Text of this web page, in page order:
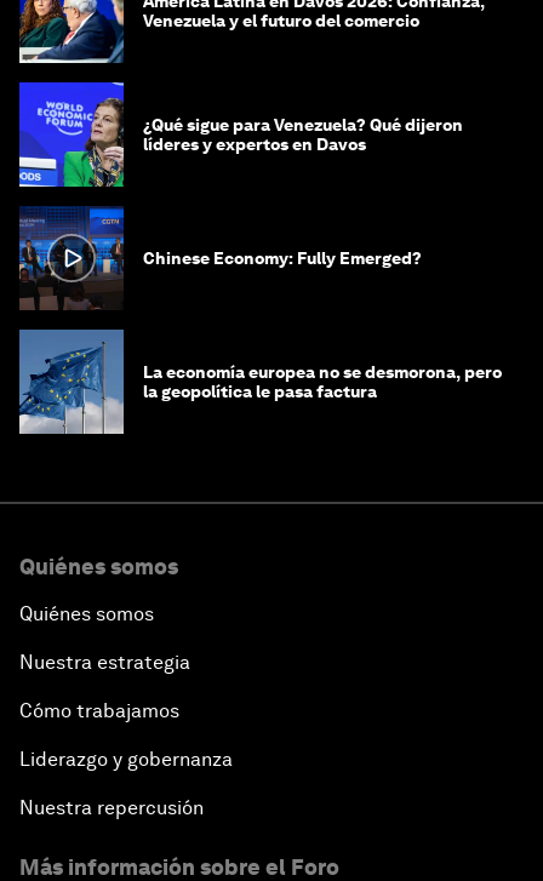
Venezuela y el futuro del comercio
¿Qué sigue para Venezuela? Qué dijeron
líderes y expertos en Davos
Chinese Economy: Fully Emerged?
La economía europea no se desmorona, pero
la geopolítica le pasa factura
Quiénes somos
Quiénes somos
Nuestra estrategia
Cómo trabajamos
Liderazgo y gobernanza
Nuestra repercusión
Más información sobre el Foro